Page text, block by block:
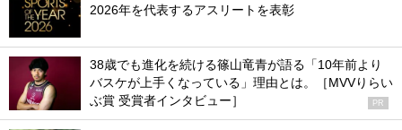
2026年を代表するアスリートを表彰
38歳でも進化を続ける篠山竜青が語る「10年前より
バスケが上手くなっている」理由とは。［MVVりらい
ぶ賞 受賞者インタビュー］
PR